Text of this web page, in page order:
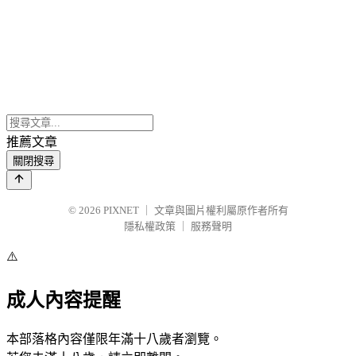
推薦文章
關閉搜尋
© 2026 PIXNET
文章與圖片權利屬原作者所有
隱私權政策
服務聲明
⚠️
成人內容提醒
本部落格內容僅限年滿十八歲者瀏覽。